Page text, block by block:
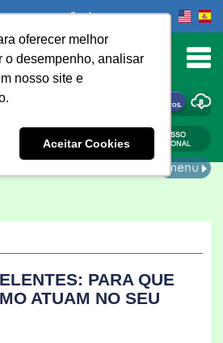
oferecer melhor
o desempenho, analisar
nosso site e
Aceitar Cookies
Onde comprar
ONDE COMPRAR
PARA QUE
ATUAM NO SEU